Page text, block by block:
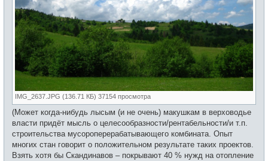
IMG_2637.JPG (136.71 КБ) 37154 просмотра
(Может когда-нибудь лысым (и не очень) макушкам в верховодье
власти придёт мысль о целесообразности/рентабельности/и т.п.
строительства мусороперерабатывающего комбината. Опыт
многих стан говорит о положительном результате таких проектов.
Взять хотя бы Скандинавов – покрывают 40 % нужд на отопление